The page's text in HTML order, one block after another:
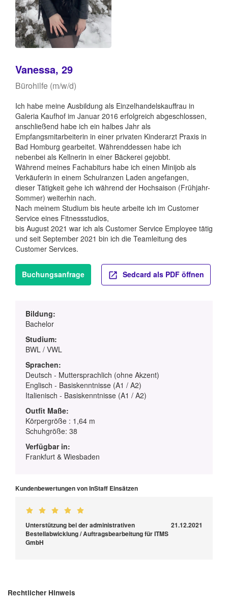
Vanessa, 29
Bürohilfe (m/w/d)
Ich habe meine Ausbildung als Einzelhandelskauffrau in
Galeria Kaufhof im Januar 2016 erfolgreich abgeschlossen,
anschließend habe ich ein halbes Jahr als
Empfangsmitarbeiterin in einer privaten Kinderarzt Praxis in
Bad Homburg gearbeitet. Währenddessen habe ich
nebenbei als Kellnerin in einer Bäckerei gejobbt.
Während meines Fachabiturs habe ich einen Minijob als
Verkäuferin in einem Schulranzen Laden angefangen,
dieser Tätigkeit gehe ich während der Hochsaison (Frühjahr-
Sommer) weiterhin nach.
Nach meinem Studium bis heute arbeite ich im Customer
Service eines Fitnessstudios,
bis August 2021 war ich als Customer Service Employee tätig
und seit September 2021 bin ich die Teamleitung des
Customer Services.
Buchungsanfrage Sedcard als PDF öffnen
Bildung:
Bachelor
Studium:
BWL / VWL
Sprachen:
Deutsch - Muttersprachlich (ohne Akzent)
Englisch - Basiskenntnisse (A1 / A2)
Italienisch - Basiskenntnisse (A1 / A2)
Outfit Maße:
Körpergröße : 1,64 m
Schuhgröße: 38
Verfügbar in:
Frankfurt & Wiesbaden
Kundenbewertungen von InStaff Einsätzen
Unterstützung bei der administrativen
Bestellabwicklung / Auftragsbearbeitung für ITMS
GmbH
21.12.2021
Rechtlicher Hinweis